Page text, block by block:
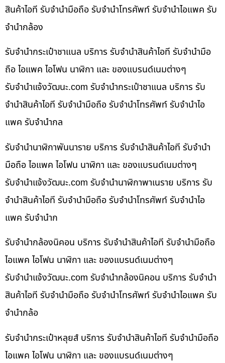
สินค้าไอที รับจำนำมือถือ รับจำนำโทรศัพท์ รับจำนำไอแพค รับ
จำนำกล้อง
รับจำนำกระเป๋าชาแนล บริการ รับจำนำสินค้าไอที รับจำนำมือ
ถือ ไอแพค ไอโฟน นาฬิกา และ ของแบรนด์เนมต่างๆ
รับจํานําแจ้งวัฒนะ.com รับจำนำกระเป๋าชาแนล บริการ รับ
จำนำสินค้าไอที รับจำนำมือถือ รับจำนำโทรศัพท์ รับจำนำไอ
แพค รับจำนำกล
รับจำนำนาฬิกาพันนาราย บริการ รับจำนำสินค้าไอที รับจำนำ
มือถือ ไอแพค ไอโฟน นาฬิกา และ ของแบรนด์เนมต่างๆ
รับจํานําแจ้งวัฒนะ.com รับจำนำนาฬิกาพาเนราย บริการ รับ
จำนำสินค้าไอที รับจำนำมือถือ รับจำนำโทรศัพท์ รับจำนำไอ
แพค รับจำนำก
รับจำนำกล้องนิคอน บริการ รับจำนำสินค้าไอที รับจำนำมือถือ
ไอแพค ไอโฟน นาฬิกา และ ของแบรนด์เนมต่างๆ
รับจํานําแจ้งวัฒนะ.com รับจำนำกล้องนิคอน บริการ รับจำนำ
สินค้าไอที รับจำนำมือถือ รับจำนำโทรศัพท์ รับจำนำไอแพค รับ
จำนำกล้อ
รับจำนำกระเป๋าหลุยส์ บริการ รับจำนำสินค้าไอที รับจำนำมือถือ
ไอแพค ไอโฟน นาฬิกา และ ของแบรนด์เนมต่างๆ